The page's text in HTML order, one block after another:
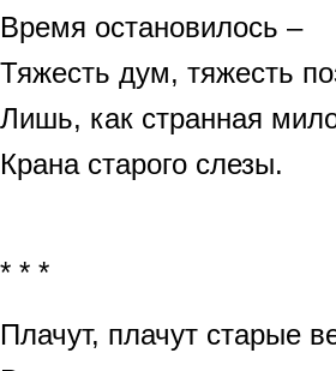
Время остановилось –
Тяжесть дум, тяжесть
Лишь, как странная
Крана старого слезы.
* * *
Плачут, плачут старые